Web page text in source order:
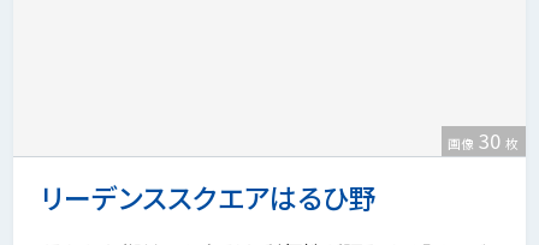
リーデンススクエアはるひ野
画像 30 枚